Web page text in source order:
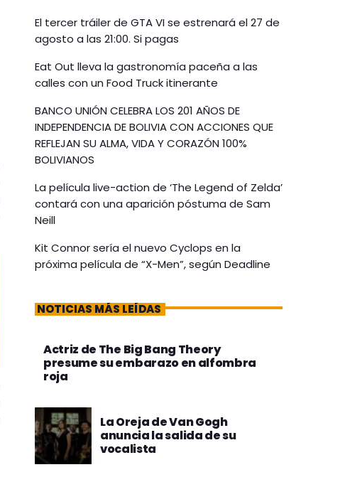
El tercer tráiler de GTA VI se estrenará el 27 de
agosto a las 21:00. Si pagas
Eat Out lleva la gastronomía paceña a las
calles con un Food Truck itinerante
BANCO UNIÓN CELEBRA LOS 201 AÑOS DE
INDEPENDENCIA DE BOLIVIA CON ACCIONES QUE
REFLEJAN SU ALMA, VIDA Y CORAZÓN 100%
BOLIVIANOS
La película live-action de ‘The Legend of Zelda’
contará con una aparición póstuma de Sam
Neill
Kit Connor sería el nuevo Cyclops en la
próxima película de “X-Men”, según Deadline
NOTICIAS MÁS LEÍDAS
Actriz de The Big Bang Theory
presume su embarazo en alfombra
roja
La Oreja de Van Gogh
anuncia la salida de su
vocalista